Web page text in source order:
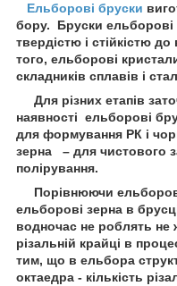
Ельборові бруски
бору. Бруски
твердістю і стійкістю
того, ельборові
складників сплавів і
Для різних етапів
наявності ельборові
для формування РК і
зерна – для чистового
полірування.
Порівнюючи
ельборові зерна в
водночас не роблять не
різальній крайці в
тим, що в ельбора
октаедра - кількість